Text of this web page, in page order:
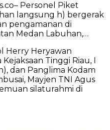
Personel Piket
langsung h) bergerak
pengamanan di
Medan Labuhan,…